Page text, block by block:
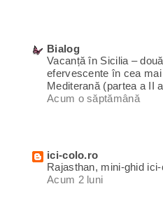
Bialog
Vacanță în Sicilia –
efervescente în cea
Mediterană (partea a II
Acum o săptămână
ici-colo.ro
Rajasthan, mini-ghid
Acum 2 luni